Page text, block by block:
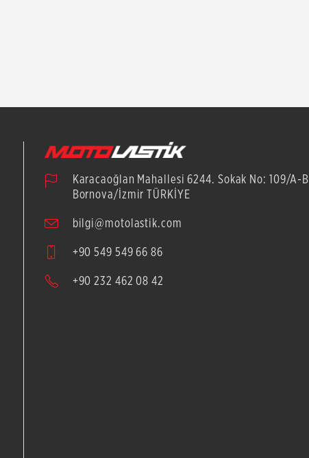
Karacaoğlan Mahallesi 6244. Sokak No: 109/A-B
Bornova/İzmir TÜRKİYE
bilgi@motolastik.com
+90 549 549 66 86
+90 232 462 08 42